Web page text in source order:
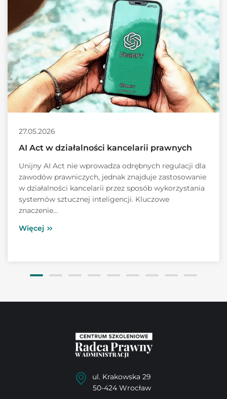
27.05.2026
AI Act w działalności kancelarii prawnych
Unijny AI Act nie wprowadza odrębnych regulacji dla
zawodów prawniczych, jednak znajduje zastosowanie
w działalności kancelarii przez sposób wykorzystania
systemów sztucznej inteligencji. Kluczowe
znaczenie...
Więcej
ul. Krakowska 29
50-424 Wrocław